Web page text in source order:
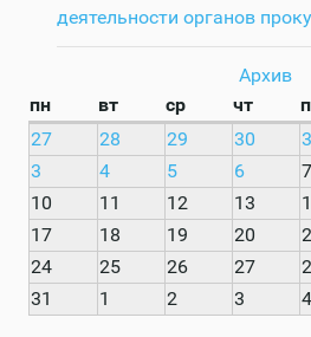
деятельности органов
Архив
пн
вт ср чт
27
28 29 30
3
4 5 6 7
10
11 12 13
17
18 19 20
24
25 26 27
31
1 2 3 4